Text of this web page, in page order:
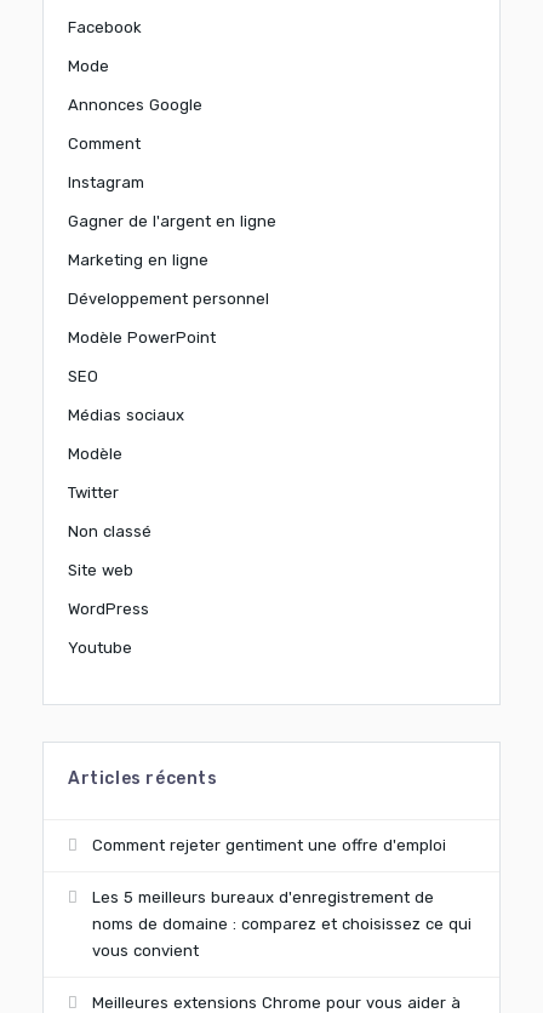
Facebook
Mode
Annonces Google
Comment
Instagram
Gagner de l'argent en ligne
Marketing en ligne
Développement personnel
Modèle PowerPoint
SEO
Médias sociaux
Modèle
Twitter
Non classé
Site web
WordPress
Youtube
Articles récents
Comment rejeter gentiment une offre d'emploi
Les 5 meilleurs bureaux d'enregistrement de
noms de domaine : comparez et choisissez ce qui
vous convient
Meilleures extensions Chrome pour vous aider à